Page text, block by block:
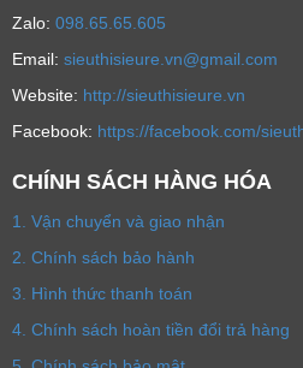
Zalo: 098.65.65.605
Email: sieuthisieure.vn@gmail.com
Website: http://sieuthisieure.vn
Facebook: https://facebook.com/
CHÍNH SÁCH HÀNG HÓA
1. Vận chuyển và giao nhận
2. Chính sách bảo hành
3. Hình thức thanh toán
4. Chính sách hoàn tiền đổi trả hàng